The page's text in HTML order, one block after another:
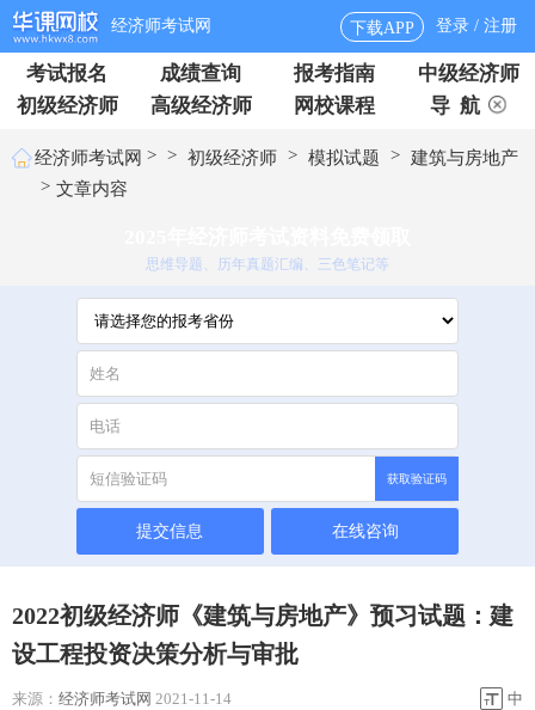
经济师考试网 下载APP 登录 / 注册
考试报名 成绩查询 报考指南
中级经济师
初级经济师
高级经济师 网校课程 导 航
经济师考试网 > > 初级经济师 > 模拟试题 > 建筑与房地产
> 文章内容
思维导题、历年真题汇编、三色笔记等
获取验证码
提交信息 在线咨询
2022初级经济师《建筑与房地产》预习试题：建
设工程投资决策分析与审批
来源： 经济师考试网 2021-11-14 中